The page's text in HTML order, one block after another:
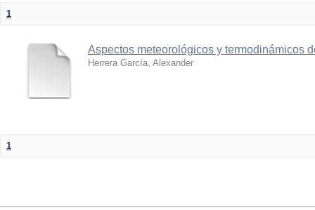
1
Aspectos meteorológicos y termodinámicos
Herrera García, Alexander
1